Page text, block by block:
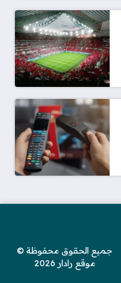
جميع الحقوق محفوظة ©
موقع رادار 2026